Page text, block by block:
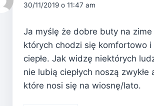
30/11/2019 o 11:47 am
Ja myślę że dobre buty na
których chodzi się komfortowo i
ciepłe. Jak widzę niektórych
nie lubią ciepłych noszą zwykłe
które nosi się na wiosnę/lato.